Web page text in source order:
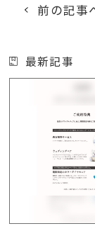
前の記事
最新記事